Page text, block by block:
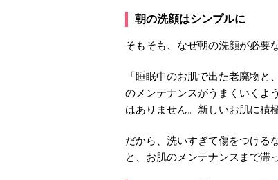
朝の洗顔はシンプルに
そもそも、なぜ朝の洗顔が必要
「睡眠中のお肌で出た老廃物
のメンテナンスがうまくいくよ
はありません。新しいお肌に積
だから、洗いすぎて傷をつける
と、お肌のメンテナンスまで滞